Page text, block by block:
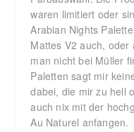
waren limitiert oder
Arabian Nights
Mattes V2 auch, oder
man nicht bei Müller
Paletten sagt mir
dabei, die mir zu hell
auch nix mit der
Au Naturel anfangen.